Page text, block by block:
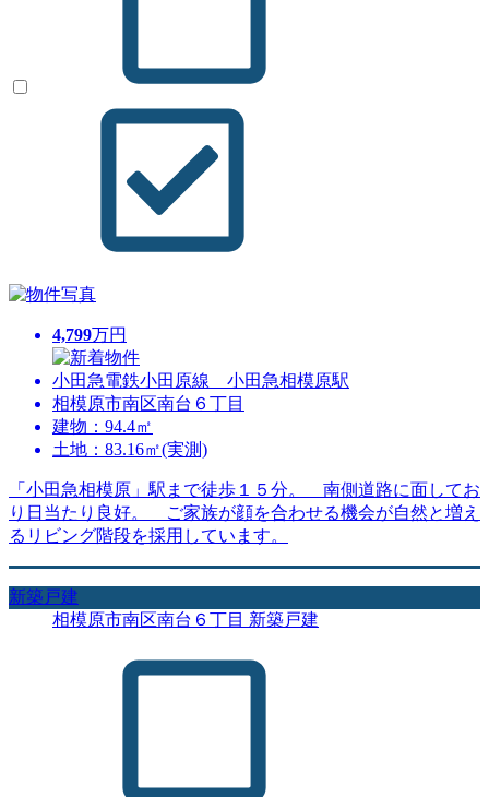
4,799万円
小田急電鉄小田原線 小田急相模原駅
相模原市南区南台６丁目
建物：94.4㎡
土地：83.16㎡(実測)
「小田急相模原」駅まで徒歩１５分。 南側道路に面してお
り日当たり良好。 ご家族が顔を合わせる機会が自然と増え
るリビング階段を採用しています。
新築戸建
相模原市南区南台６丁目 新築戸建